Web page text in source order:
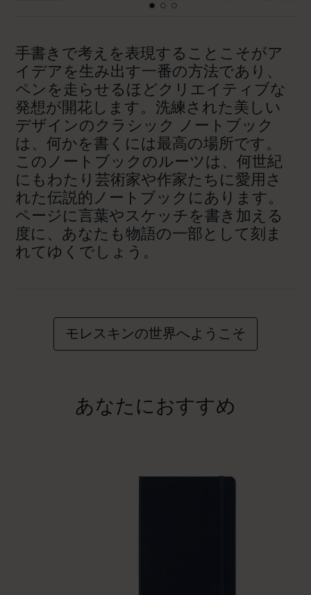
手書きで考えを表現することこそがア
イデアを生み出す一番の方法であり、
ペンを走らせるほどクリエイティブな
発想が開花します。洗練された美しい
デザインのクラシック ノートブック
は、何かを書くには最高の場所です。
このノートブックのルーツは、何世紀
にもわたり芸術家や作家たちに愛用さ
れた伝説的ノートブックにあります。
ページに言葉やスケッチを書き加える
度に、あなたも物語の一部として刻ま
れてゆくでしょう。
モレスキンの世界へようこそ
あなたにおすすめ